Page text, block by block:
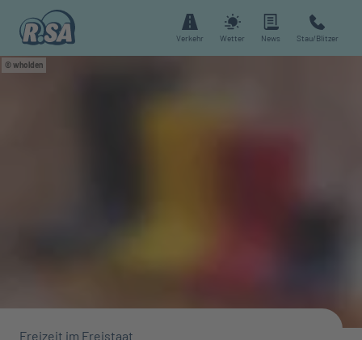
Verkehr Wetter News Stau/Blitzer
wholden
Freizeit im Freistaat